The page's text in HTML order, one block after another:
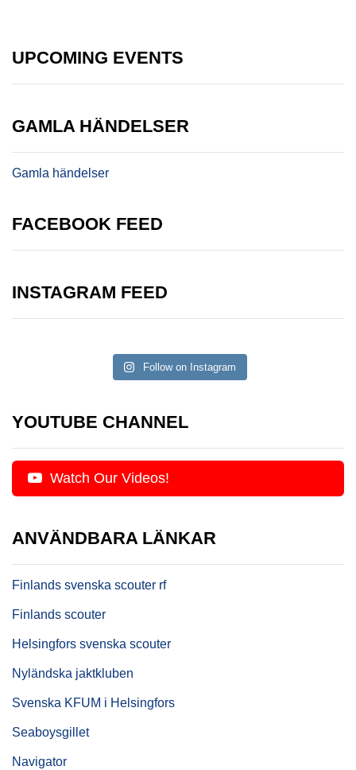
UPCOMING EVENTS
GAMLA HÄNDELSER
Gamla händelser
FACEBOOK FEED
INSTAGRAM FEED
Follow on Instagram
YOUTUBE CHANNEL
Watch Our Videos!
ANVÄNDBARA LÄNKAR
Finlands svenska scouter rf
Finlands scouter
Helsingfors svenska scouter
Nyländska jaktkluben
Svenska KFUM i Helsingfors
Seaboysgillet
Navigator